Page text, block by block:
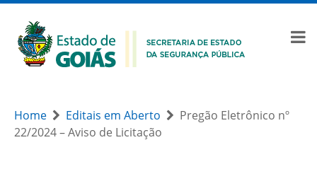
Home Editais em Aberto
Pregão Eletrônico nº
22/2024 – Aviso de Licitação